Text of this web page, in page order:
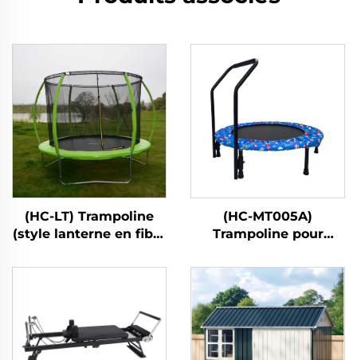
(HC-LT) Trampoline
(style lanterne en fibre
(HC-MT005A)
Trampoline pour